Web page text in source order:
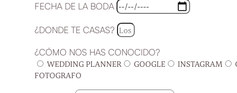
FECHA DE LA BODA
¿DONDE TE CASAS?
¿CÓMO NOS HAS CONOCIDO?
WEDDING PLANNER GOOGLE INSTAGRAM
FOTOGRAFO